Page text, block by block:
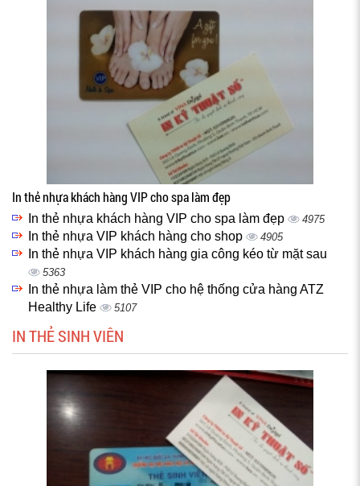
In thẻ nhựa khách hàng VIP cho spa làm đẹp
In thẻ nhựa khách hàng VIP cho spa làm đẹp 4975
In thẻ nhựa VIP khách hàng cho shop 4905
In thẻ nhựa VIP khách hàng gia công kéo từ mặt sau
5363
In thẻ nhựa làm thẻ VIP cho hệ thống cửa hàng ATZ
Healthy Life
5107
IN THẺ SINH VIÊN